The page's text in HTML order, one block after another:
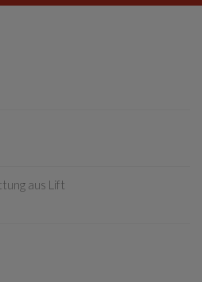
aus Lift